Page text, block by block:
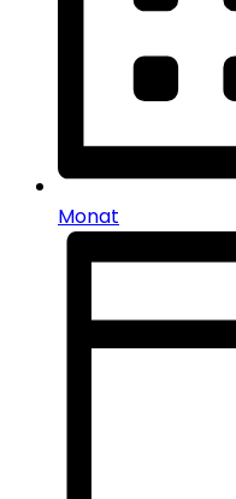
Monat